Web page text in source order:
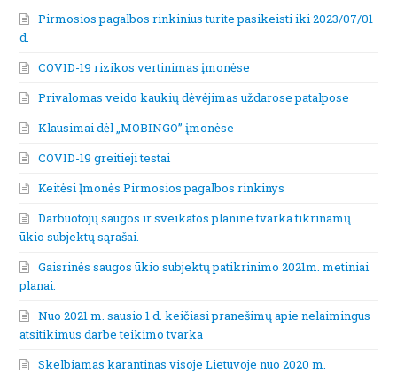
Pirmosios pagalbos rinkinius turite pasikeisti iki 2023/07/01
d.
COVID-19 rizikos vertinimas įmonėse
Privalomas veido kaukių dėvėjimas uždarose patalpose
Klausimai dėl „MOBINGO” įmonėse
COVID-19 greitieji testai
Keitėsi Įmonės Pirmosios pagalbos rinkinys
Darbuotojų saugos ir sveikatos planine tvarka tikrinamų
ūkio subjektų sąrašai.
Gaisrinės saugos ūkio subjektų patikrinimo 2021m. metiniai
planai.
Nuo 2021 m. sausio 1 d. keičiasi pranešimų apie nelaimingus
atsitikimus darbe teikimo tvarka
Skelbiamas karantinas visoje Lietuvoje nuo 2020 m.